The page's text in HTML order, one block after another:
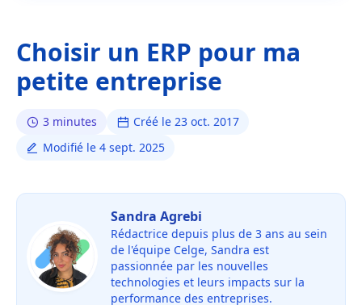
Choisir un ERP pour ma
petite entreprise
3 minutes
Créé le 23 oct. 2017
Modifié le 4 sept. 2025
Sandra Agrebi
Rédactrice depuis plus de 3 ans au sein
de l'équipe Celge, Sandra est
passionnée par les nouvelles
technologies et leurs impacts sur la
performance des entreprises.